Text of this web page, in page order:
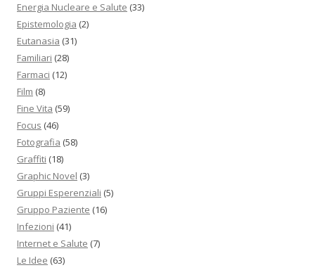
Energia Nucleare e Salute (33)
Epistemologia (2)
Eutanasia (31)
Familiari (28)
Farmaci (12)
Film (8)
Fine Vita (59)
Focus (46)
Fotografia (58)
Graffiti (18)
Graphic Novel (3)
Gruppi Esperenziali (5)
Gruppo Paziente (16)
Infezioni (41)
Internet e Salute (7)
Le Idee (63)